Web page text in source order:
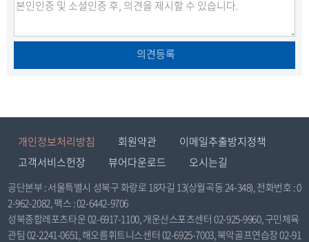
만
의견등록
개인정보처리방침 회원약관
이메일추출방지정책
고객서비스헌장
뷰어다운로드 오시는길
공단본부 : 서울특별시 성북구 화랑로 18자길 13(상월곡동 24-348), 전화번호 : 0
2-962-2082, 팩스 : 02-6442-9706
성북종합레포츠타운 02-6917-1100, 개운산스포츠센터 02-925-9960, 구민체육
관팀 02-2241-0651, 해오름휘트니스센터 02-6925-7003, 북악골프연습장 02-91